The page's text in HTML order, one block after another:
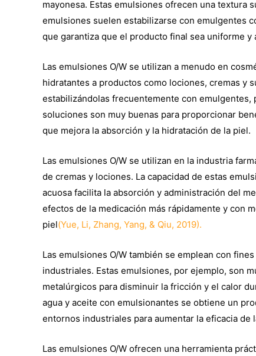
mayonesa. Estas emulsiones ofrecen una textura
emulsiones suelen estabilizarse con emulgentes
que garantiza que el producto final sea uniforme y
Las emulsiones O/W se utilizan a menudo en
hidratantes a productos como lociones, cremas y
estabilizándolas frecuentemente con
soluciones son muy buenas para proporcionar
que mejora la absorción y la hidratación de la piel.
Las emulsiones O/W se utilizan en la industria
de cremas y lociones. La capacidad de estas
acuosa facilita la absorción y administración del
efectos de la medicación más rápidamente y con
piel(Yue, Li, Zhang, Yang, & Qiu, 2019).
Las emulsiones O/W también se emplean con
industriales. Estas emulsiones, por ejemplo, son
metalúrgicos para disminuir la fricción y el calor
agua y aceite con emulsionantes se obtiene un
entornos industriales para aumentar la eficacia
Las emulsiones O/W ofrecen una herramienta